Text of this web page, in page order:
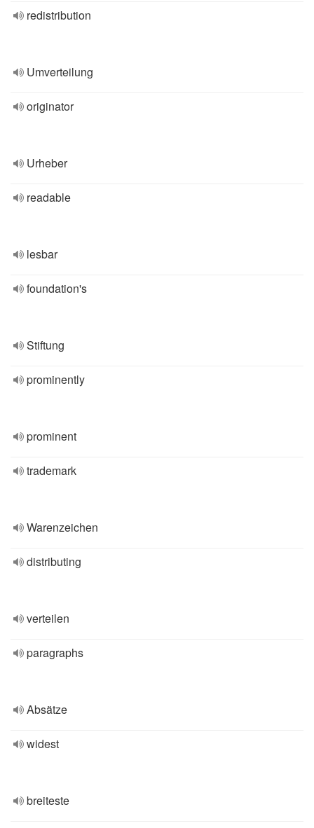
redistribution
Umverteilung
originator
Urheber
readable
lesbar
foundation's
Stiftung
prominently
prominent
trademark
Warenzeichen
distributing
verteilen
paragraphs
Absätze
widest
breiteste